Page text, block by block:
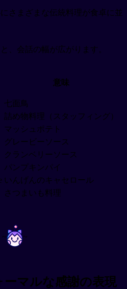
さまざまな伝統料理が食卓に並
、会話の幅が広がります。
意味
七面鳥
詰め物料理（スタッフィング）
マッシュポテト
グレービーソース
クランベリーソース
パンプキンパイ
いんげんのキャセロール
さつまいも料理
~ ~
マルな感謝の表現